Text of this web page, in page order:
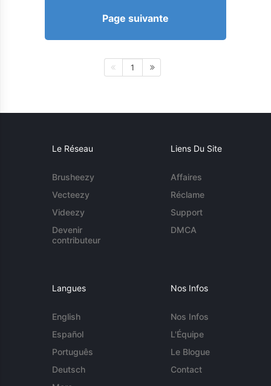
Page suivante
1
Le Réseau
Brusheezy
Vecteezy
Videezy
Devenir
contributeur
Liens Du Site
Affaires
Réclame
Support
DMCA
Langues
English
Español
Português
Deutsch
Nos Infos
Nos Infos
L'Équipe
Le Blogue
Contact